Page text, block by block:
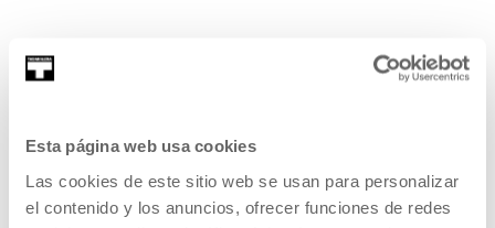
Esta página web usa cookies
Las cookies de este sitio web se usan para personalizar
el contenido y los anuncios, ofrecer funciones de redes
Pertenece a Ciclo: Valie Export
La producción fílmica de VALIE EXPORT, firme defensora
creadoras más relevantes desde la segunda mitad del siglo
XX.